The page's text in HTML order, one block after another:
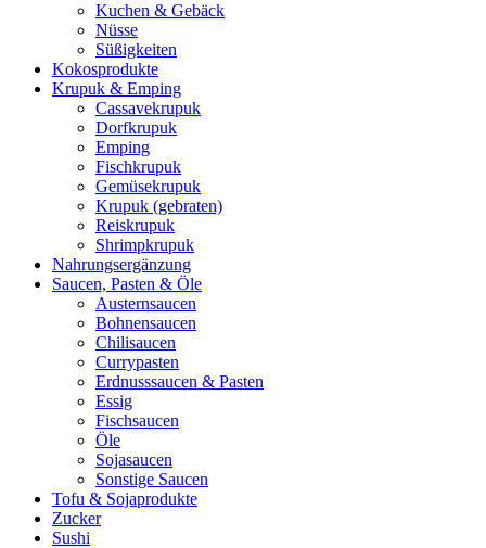
Kuchen & Gebäck
Nüsse
Süßigkeiten
Kokosprodukte
Krupuk & Emping
Cassavekrupuk
Dorfkrupuk
Emping
Fischkrupuk
Gemüsekrupuk
Krupuk (gebraten)
Reiskrupuk
Shrimpkrupuk
Nahrungsergänzung
Saucen, Pasten & Öle
Austernsaucen
Bohnensaucen
Chilisaucen
Currypasten
Erdnusssaucen & Pasten
Essig
Fischsaucen
Öle
Sojasaucen
Sonstige Saucen
Tofu & Sojaprodukte
Zucker
Sushi